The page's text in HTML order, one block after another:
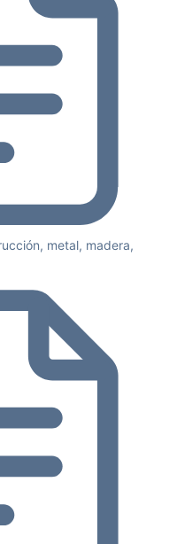
metal, madera,